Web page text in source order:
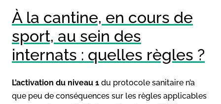
À la cantine, en cours de
sport, au sein des
internats : quelles règles ?
L’activation du niveau 1 du protocole sanitaire n’a
que peu de conséquences sur les règles applicables